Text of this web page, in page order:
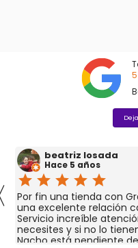
5
beatriz losada
Hace 5 años
star star star star star
Por fin una tienda con
una excelente relación
Servicio increíble
necesites y si no lo
Nacho está pendiente